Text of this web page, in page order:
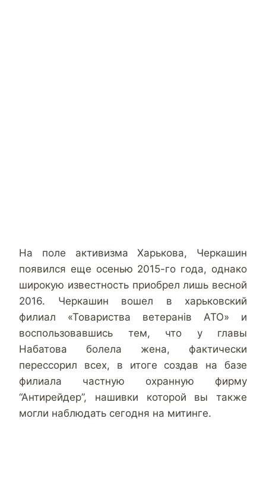
На поле активизма Харькова, Черкашин
появился еще осенью 2015-го года, однако
широкую известность приобрел лишь весной
2016. Черкашин вошел в харьковский
филиал «Товариства ветеранів АТО» и
воспользовавшись тем, что у главы
Набатова болела жена, фактически
перессорил всех, в итоге создав на базе
филиала частную охранную фирму
“Антирейдер”, нашивки которой вы также
могли наблюдать сегодня на митинге.